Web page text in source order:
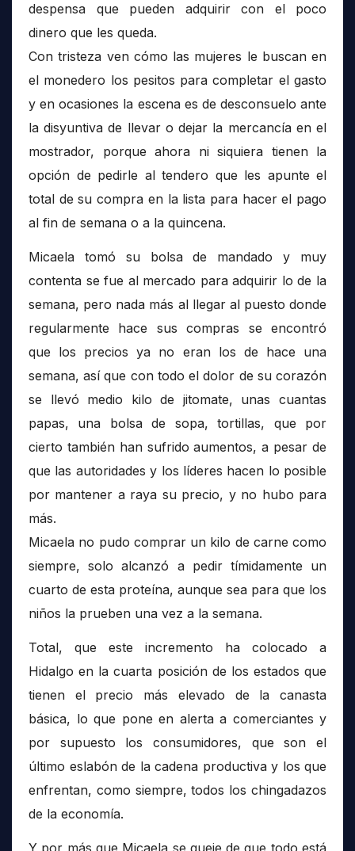
despensa que pueden adquirir con el poco
dinero que les queda.
Con tristeza ven cómo las mujeres le buscan en
el monedero los pesitos para completar el gasto
y en ocasiones la escena es de desconsuelo ante
la disyuntiva de llevar o dejar la mercancía en el
mostrador, porque ahora ni siquiera tienen la
opción de pedirle al tendero que les apunte el
total de su compra en la lista para hacer el pago
al fin de semana o a la quincena.
Micaela tomó su bolsa de mandado y muy
contenta se fue al mercado para adquirir lo de la
semana, pero nada más al llegar al puesto donde
regularmente hace sus compras se encontró
que los precios ya no eran los de hace una
semana, así que con todo el dolor de su corazón
se llevó medio kilo de jitomate, unas cuantas
papas, una bolsa de sopa, tortillas, que por
cierto también han sufrido aumentos, a pesar de
que las autoridades y los líderes hacen lo posible
por mantener a raya su precio, y no hubo para
más.
Micaela no pudo comprar un kilo de carne como
siempre, solo alcanzó a pedir tímidamente un
cuarto de esta proteína, aunque sea para que los
niños la prueben una vez a la semana.
Total, que este incremento ha colocado a
Hidalgo en la cuarta posición de los estados que
tienen el precio más elevado de la canasta
básica, lo que pone en alerta a comerciantes y
por supuesto los consumidores, que son el
último eslabón de la cadena productiva y los que
enfrentan, como siempre, todos los chingadazos
de la economía.
Y por más que Micaela se queje de que todo está